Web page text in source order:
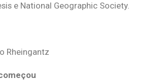
e National Geographic Society.
Rheingantz